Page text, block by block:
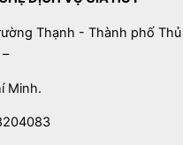
Thạnh - Thành phố Thủ
Minh.